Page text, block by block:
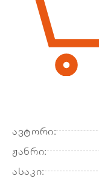
ავტორი:
ჟანრი:
ასაკი: